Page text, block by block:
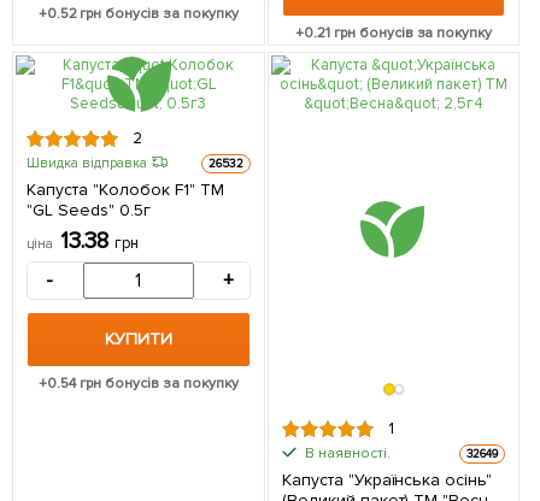
+0.52грн бонусів за покупку
+0.21грн бонусів за покупку
2
Швидка відправка 26532
Капуста "Колобок F1" ТМ
"GL Seeds" 0.5г
ціна 13.38 грн
- +
КУПИТИ
+0.54грн бонусів за покупку
1
В наявності. 32649
Капуста "Українська осінь"